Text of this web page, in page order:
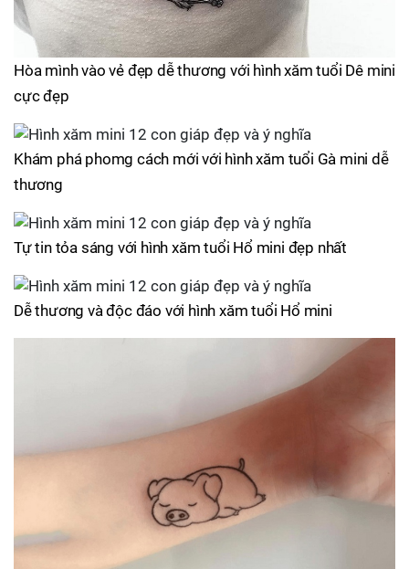
Hòa mình vào vẻ đẹp dễ thương với hình xăm tuổi Dê mini
cực đẹp
Khám phá phomg cách mới với hình xăm tuổi Gà mini dễ
thương
Tự tin tỏa sáng với hình xăm tuổi Hổ mini đẹp nhất
Dễ thương và độc đáo với hình xăm tuổi Hổ mini